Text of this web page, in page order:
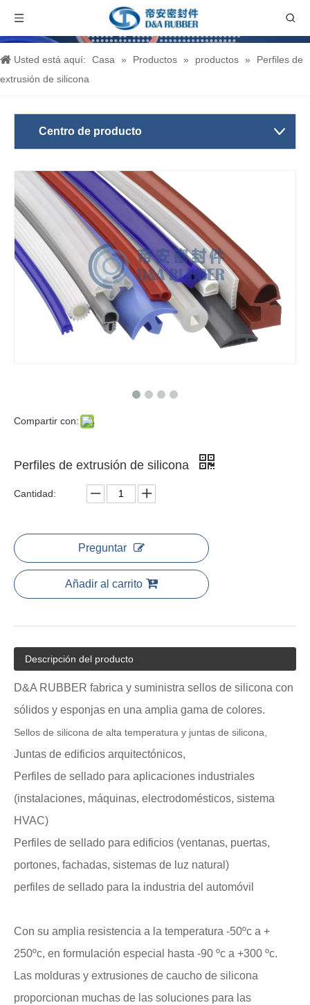
Usted está aquí: Casa » Productos » productos »
Perfiles de
extrusión de silicona
Centro de producto
Compartir con:
Perfiles de extrusión de silicona
Cantidad:
Preguntar
Añadir al carrito
Descripción del producto
D&A RUBBER fabrica y suministra sellos de silicona con
sólidos y esponjas en una amplia gama de colores.
Sellos de silicona de alta temperatura y juntas de silicona,
Juntas de edificios arquitectónicos,
Perfiles de sellado para aplicaciones industriales
(instalaciones, máquinas, electrodomésticos, sistema
HVAC)
Perfiles de sellado para edificios (ventanas, puertas,
portones, fachadas, sistemas de luz natural)
perfiles de sellado para la industria del automóvil
Con su amplia resistencia a la temperatura -50ºc a +
250ºc, en formulación especial hasta -90 ºc a +300 ºc.
Las molduras y extrusiones de caucho de silicona
proporcionan muchas de las soluciones para las